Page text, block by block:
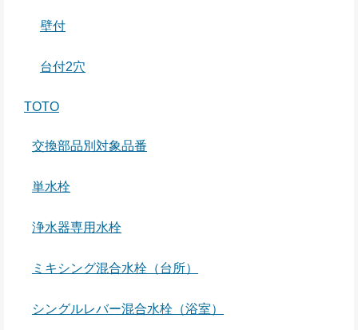
壁付
台付2穴
TOTO
交換部品別対象品番
単水栓
浄水器専用水栓
ミキシング混合水栓（台所）
シングルレバー混合水栓（浴室）